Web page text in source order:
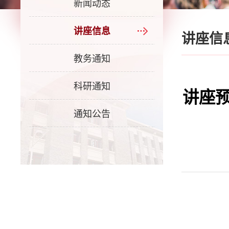
新闻动态
讲座信息
教务通知
科研通知
通知公告
讲座信
讲座